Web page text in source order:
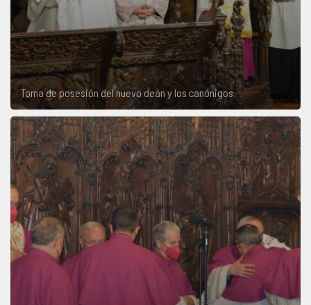
Toma de posesión del nuevo deán y los canónigos